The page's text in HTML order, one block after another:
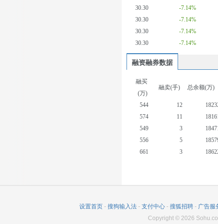
30.30
-7.14%
30.30
-7.14%
30.30
-7.14%
30.30
-7.14%
融资融券数据
融买
(万)
融卖(手) 总余额(万)
544 12
574
11
549
3
556
5
661
3
404
0
327
11
设置首页 - 搜狗输入法 - 支付中心 - 搜狐招聘 - 广告服
Copyright© 2026